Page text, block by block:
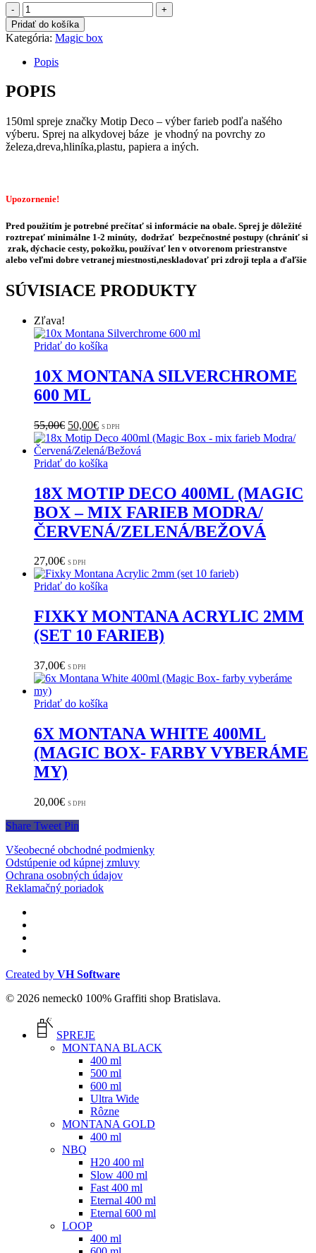
množstvo
10x
pocket
sprej
150ml
Motip
Deco
farba
Pridať do košíka
Kategória: Magic box
Popis
POPIS
150ml spreje značky Motip Deco – výber farieb podľa našého
výberu. Sprej na alkydovej báze je vhodný na povrchy zo
železa,dreva,hliníka,plastu, papiera a iných.
Upozornenie!
Pred použitím je potrebné prečítať si informácie na obale. Sprej je dôležité
roztrepať minimálne 1-2 minúty, dodržať bezpečnostné postupy (chrániť si
zrak, dýchacie cesty, pokožku, používať len v otvorenom priestranstve
alebo veľmi dobre vetranej miestnosti,neskladovať pri zdroji tepla a ďaľšie
SÚVISIACE PRODUKTY
Zľava!
Pridať do košíka
10X MONTANA SILVERCHROME
600 ML
55,00€ PÔVODNÁ
CENA
BOLA:
55,00€.
50,00€AKTUÁLNA
CENA
JE:
50,00€.
S DPH
Pridať do košíka
18X MOTIP DECO 400ML (MAGIC
BOX – MIX FARIEB MODRA/
ČERVENÁ/ZELENÁ/BEŽOVÁ
27,00€ S DPH
Pridať do košíka
FIXKY MONTANA ACRYLIC 2MM
(SET 10 FARIEB)
37,00€ S DPH
Pridať do košíka
6X MONTANA WHITE 400ML
(MAGIC BOX- FARBY VYBERÁME
MY)
20,00€ S DPH
Share Tweet Pin
Všeobecné obchodné podmienky
Odstúpenie od kúpnej zmluvy
Ochrana osobných údajov
Reklamačný poriadok
Created by VH Software
© 2026 nemeck0 100% Graffiti shop Bratislava.
Menu
SPREJE
MONTANA BLACK
400 ml
500 ml
600 ml
Ultra Wide
Rôzne
MONTANA GOLD
400 ml
NBQ
H20 400 ml
Slow 400 ml
Fast 400 ml
Eternal 400 ml
Eternal 600 ml
LOOP
400 ml